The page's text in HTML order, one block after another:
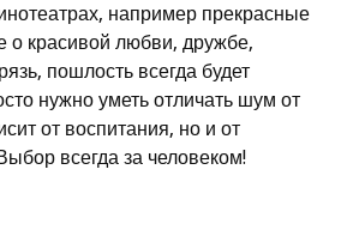
например прекрасные
о красивой любви, дружбе,
пошлость всегда будет
нужно уметь отличать шум от
от воспитания, но и от
всегда за человеком!